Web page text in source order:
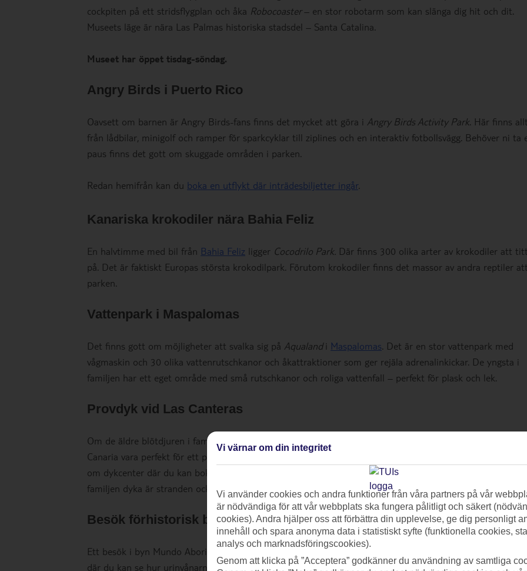
cockpiten på ett stridsflygplan och åka Robocoaster– en stor robotarm som kan slänga dig hit och dit.
Museets läge är nära Las Palmas historiska stadsdel – Santa Catalina.
Museet har öppet tisdag-söndag.
Angry Birds i Puerto Rico
Oavsett om barnen är Angry Birds-fans finns det mycket att göra i Angry Birds Activity Park. Här finns allt
från lådbilar, minigolf och ramper för sparkcyklar till ziplines och en interaktiv fotbollsvägg. Behöver ni ta
paus finns det gott om skuggade områden i parken.
Redan hemifrån kan du boka en utflykt där inträdesbiljetter ingår.
Kanariska krokodiler nära Bahia Feliz
En halvtimme med bil från Bahia Feliz ligger Cocodrilo Park. Där finns 300 olika arter av krokodiler att
på. Det är faktiskt Europas största krokodilpark. Förutom krokodiler finns det massor av andra reptiler
parken.
Vattenpark i Maspalomas
Det finns gott om möjligheter att svalka sig på Aqualandi Maspalomas. Det är en stor vattenpark med
vågmaskin och 30 olika vattenrutschkanor och åkattraktioner som ger rejäla adrenalinkickar. De yngsta i
familjen har ett eget område med små rutschkanor och roliga vattenfall – perfekt för plask och lek.
Provdyk vid Las Canteras
Om de äldre blötdjuren i familjen är sugna på en annan utmaning än bara vattenrutschkanor kan Gran
Canaria vara perfekt för ett premiärdyk. Det finns flera stränder och dykställen med grunt vatten samt gott
om dykcenter där du kan boka provdyk.
stranden är perfekt för nybörjare och vill inte hela
familjen dyka är stranden också perfekt för snorkling.
Besök förhistorisk by - Mundo Aborigen
Ett besök i byn Mundo Aborigen är en resa tillbaka i tiden. Här har man återskapat en förhistorisk
där du kan se hur urinvånarna levde på ön innan spanjorerna hittade hit. När du promenerar runt i byn
Vi värnar om din integritet
Vi använder cookies och andra funktioner från våra partners på vår
är nödvändiga för att vår webbplats ska fungera pålitligt och säkert
cookies). Andra hjälper oss att förbättra din upplevelse, ge dig personligt
innehåll och spara anonyma data i statistiskt syfte (funktionella cookies,
analys och marknadsföringscookies).
Genom att klicka på ”Acceptera” godkänner du användning av samtliga